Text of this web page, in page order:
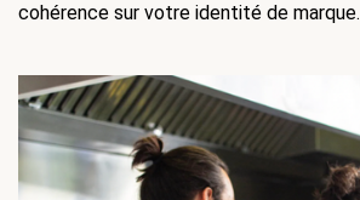
cohérence sur votre identité de marque.